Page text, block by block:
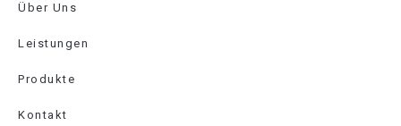
Über Uns
Leistungen
Produkte
Kontakt